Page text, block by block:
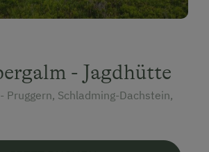
- Jagdhütte
Pruggern, Schladming-Dachstein,